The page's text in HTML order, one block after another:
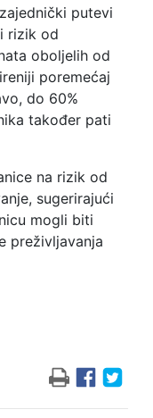
putevi
rizik od
oboljelih od
poremećaj
do 60%
također pati
na rizik od
sugerirajući
mogli biti
preživljavanja